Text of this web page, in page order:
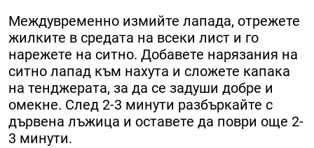
Междувременно измийте лапада, отрежете
жилките в средата на всеки лист и го
нарежете на ситно. Добавете нарязания на
ситно лапад към нахута и сложете капака
на тенджерата, за да се задуши добре и
омекне. След 2-3 минути разбъркайте с
дървена лъжица и оставете да поври още 2-
3 минути.